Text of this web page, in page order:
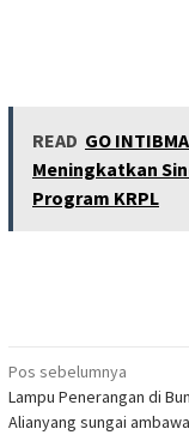
READ GO
Meningkatkan
Program KRPL
Navigasi
pos
Pos sebelumnya
Lampu Penerangan di
Alianyang sungai